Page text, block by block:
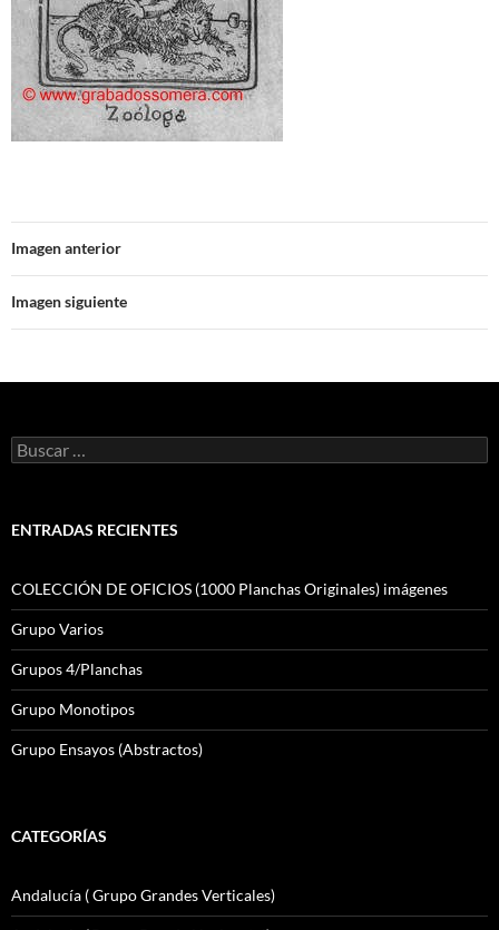
Imagen anterior
Imagen siguiente
Buscar:
ENTRADAS RECIENTES
COLECCIÓN DE OFICIOS (1000 Planchas Originales) imágenes
Grupo Varios
Grupos 4/Planchas
Grupo Monotipos
Grupo Ensayos (Abstractos)
CATEGORÍAS
Andalucía ( Grupo Grandes Verticales)